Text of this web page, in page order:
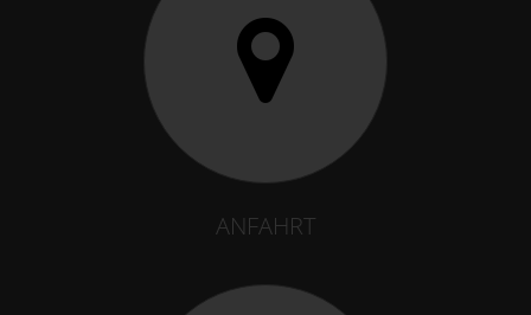
ANFAHRT